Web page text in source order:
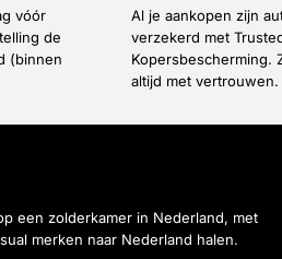
vóór
de
(binnen
Al je aankopen zijn
verzekerd met
Kopersbescherming.
altijd met vertrouwen.
een zolderkamer in Nederland, met
merken naar Nederland halen.